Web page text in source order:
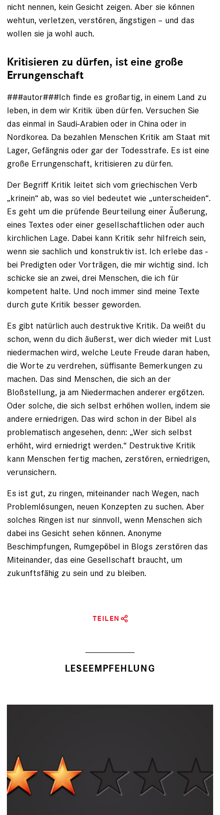
nicht nennen, kein Gesicht zeigen. Aber sie können
wehtun, verletzen, verstören, ängstigen – und das
wollen sie ja wohl auch.
Kritisieren zu dürfen, ist eine große
Errungenschaft
###autor###Ich finde es großartig, in einem Land zu
leben, in dem wir Kritik üben dürfen. ­Versuchen Sie
das einmal in Saudi-Arabien oder in China oder in
Nordkorea. ­Da bezahlen Menschen Kritik am Staat mit
Lager, Gefängnis oder gar der Todesstrafe. Es ist eine
große Errungenschaft, kriti­sieren zu dürfen.
Der Begriff Kritik leitet sich vom griechischen Verb
„krinein“ ab, was so viel bedeutet wie „unterscheiden“.
Es geht um die prüfende Beurteilung einer Äußerung,
eines Textes oder einer gesellschaftlichen oder auch
kirchlichen Lage. Dabei kann Kritik sehr hilfreich sein,
wenn sie sachlich und konstruktiv ist. Ich erlebe das ­
bei Predigten oder Vorträgen, die mir wichtig sind. Ich
schicke sie an zwei, drei Menschen, die ich für
kompetent halte. Und noch immer sind meine Texte
durch gute Kritik besser geworden.
Es gibt natürlich auch destruktive Kritik. Da weißt du
schon, wenn du dich äußerst, wer dich wieder mit Lust
niedermachen wird, welche Leute Freude daran haben,
die Worte zu verdrehen, süffisante Bemerkungen zu
machen. Das sind Menschen, die sich an der
Bloßstellung, ja am Niedermachen anderer ergötzen.
Oder ­solche, die sich selbst erhöhen wollen, indem sie
andere erniedrigen. Das wird schon in der Bibel als
problematisch angesehen, denn: „Wer sich selbst
erhöht, wird erniedrigt werden.“ Destruktive Kritik
kann Menschen fertig machen, zerstören, erniedrigen,
verunsichern.
Es ist gut, zu ringen, miteinander nach Wegen, nach
Problemlösungen, neuen Konzepten zu suchen. Aber
solches Ringen ist nur sinnvoll, wenn Menschen sich
dabei ins Gesicht sehen können. Anonyme
Beschimpfungen, Rumgepöbel in Blogs zerstören das
Miteinander, das eine Gesellschaft braucht, um
zukunftsfähig zu sein und zu bleiben.
TEILEN
LESEEMPFEHLUNG